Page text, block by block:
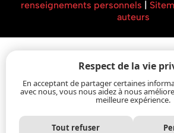
renseignements personnels |
auteurs
Respect de la vie
En acceptant de partager certaines
avec nous, vous nous aidez à nous
meilleure expérience.
Tout refuser